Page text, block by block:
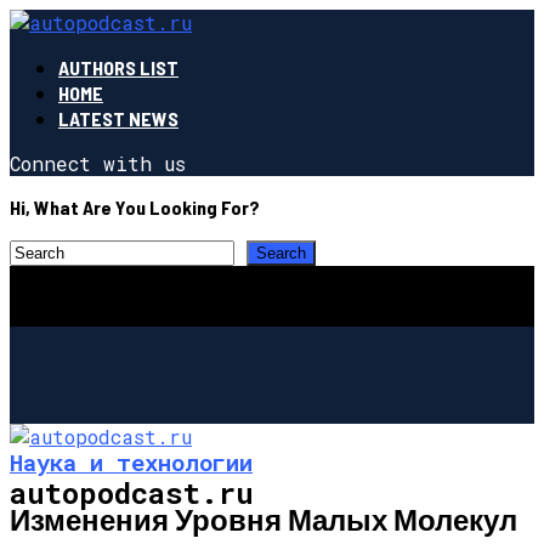
AUTHORS LIST
HOME
LATEST NEWS
Connect with us
Hi, What Are You Looking For?
autopodcast.ru
Наука и технологии
Изменения Уровня Малых Молекул